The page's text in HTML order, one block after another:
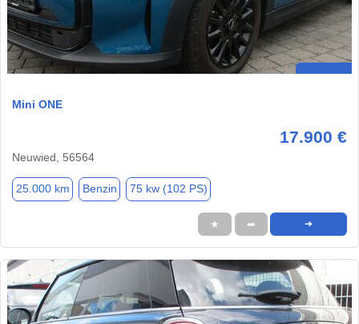
Mini ONE
17.900 €
Neuwied, 56564
25.000 km Benzin 75 kw (102 PS)
★ ➦ ➜